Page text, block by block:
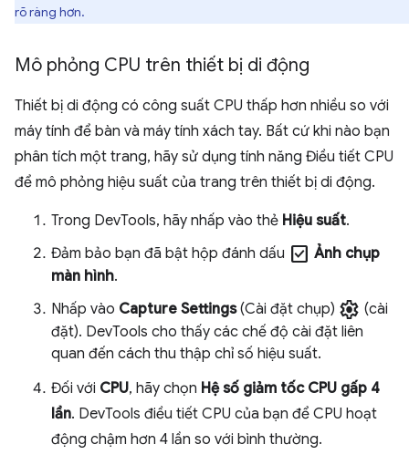
rõ ràng hơn.
Mô phỏng CPU trên thiết bị di động
Thiết bị di động có công suất CPU thấp hơn nhiều so với
máy tính để bàn và máy tính xách tay. Bất cứ khi nào bạn
phân tích một trang, hãy sử dụng tính năng Điều tiết CPU
để mô phỏng hiệu suất của trang trên thiết bị di động.
Trong DevTools, hãy nhấp vào thẻ Hiệu suất.
Đảm bảo bạn đã bật hộp đánh dấu check_box Ảnh chụp
màn hình.
Nhấp vào Capture Settings(Cài đặt chụp) settings (cài
đặt). DevTools cho thấy các chế độ cài đặt liên
quan đến cách thu thập chỉ số hiệu suất.
Đối với CPU, hãy chọn Hệ số giảm tốc CPU gấp 4
lần. DevTools điều tiết CPU của bạn để CPU hoạt
động chậm hơn 4 lần so với bình thường.